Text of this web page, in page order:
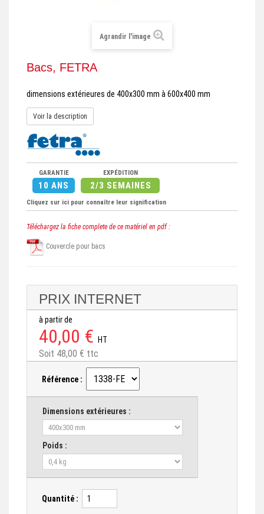
Agrandir l'image
Bacs, FETRA
dimensions extérieures de 400x300 mm à 600x400 mm
Voir la description
GARANTIE
10 ANS
EXPÉDITION
2/3 SEMAINES
Cliquez sur ici pour connaître leur signification
Téléchargez la fiche complete de ce matériel en pdf :
Couvercle pour bacs
PRIX INTERNET
à partir de
40,00 € HT
Soit 48,00 € ttc
Référence :
Dimensions extérieures :
Poids :
Quantité :